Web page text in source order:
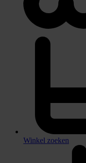
Winkel zoeken